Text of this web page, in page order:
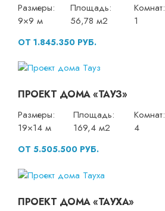
Размеры:
9×9 м
Площадь:
56,78 м2
Комнат:
1
ОТ 1.845.350 РУБ.
ПРОЕКТ ДОМА «ТАУЗ»
Размеры:
19×14 м
Площадь:
169,4 м2
Комнат:
4
ОТ 5.505.500 РУБ.
ПРОЕКТ ДОМА «ТАУХА»